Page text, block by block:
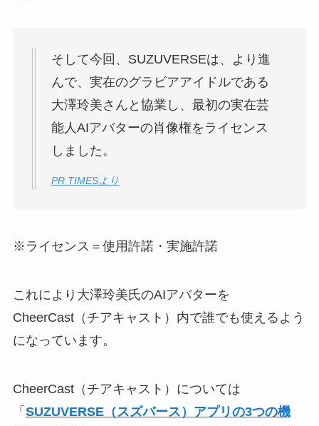
そして今回、SUZUVERSEは、より進
んで、実在のグラビアアイドルである
大澤玲美さんと協業し、最初の実在芸
能人AIアバターの肖像権をライセンス
しました。
PR TIMESより
※ライセンス＝使用許諾・実施許諾
これにより大澤玲美氏のAIアバターを
CheerCast（チアキャスト）内で誰でも使えるよう
になっています。
CheerCast（チアキャスト）については
「 SUZUVERSE（スズバース）アプリの3つの機